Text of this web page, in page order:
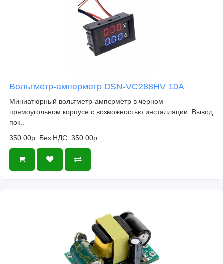
Вольтметр-амперметр DSN-VC288HV 10А
Миниатюрный вольтметр-амперметр в черном
прямоугольном корпусе с возможностью инсталляции. Вывод
пок..
350.00р. Без НДС: 350.00р.